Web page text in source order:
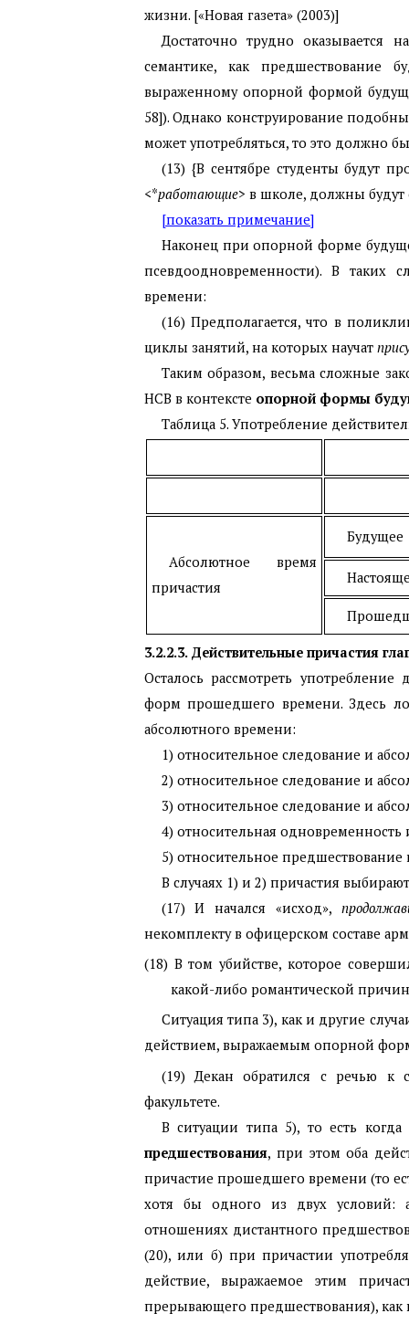
жизни. [«Новая газета» (2003)]
Достаточно трудно оказывается
семантике, как предшествование
выраженному опорной формой
58]). Однако конструирование
может употребляться, то это должно
(13) {В сентябре студенты будут
<*работающие> в школе, должны будут
[показать примечание]
Наконец при опорной форме
псевдоодновременности). В таких
времени:
(16) Предполагается, что в
циклы занятий, на которых научат
Таким образом, весьма сложные
НСВ в контексте опорной формы
Таблица 5. Употребление
Абсолютное время
причастия
Будущее
3.2.2.3. Действительные причастия
Осталось рассмотреть
форм прошедшего времени. Здесь
абсолютного времени:
1) относительное следование и
2) относительное следование и
3) относительное следование и
4) относительная
5) относительное
В случаях 1) и 2) причастия
(17) И начался «исход»,
некомплекту в офицерском составе
(18) В том убийстве, которое
какой-либо романтической
Ситуация типа 3), как и другие
действием, выражаемым опорной
(19) Декан обратился с речью к
факультете.
В ситуации типа 5), то есть
предшествования, при этом оба
причастие прошедшего времени (то
хотя бы одного из двух условий:
отношениях дистантного
(20), или б) при причастии
действие, выражаемое этим
прерывающего предшествования), как